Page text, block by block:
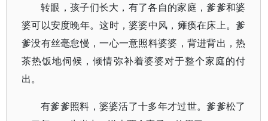
转眼，孩子们长大，有了各自的家庭，爹爹和婆
婆可以安度晚年。这时，婆婆中风，瘫痪在床上。爹
爹没有丝毫怠慢，一心一意照料婆婆，背进背出，热
茶热饭地伺候，倾情弥补着婆婆对于整个家庭的付
出。
有爹爹照料，婆婆活了十多年才过世。爹爹松了